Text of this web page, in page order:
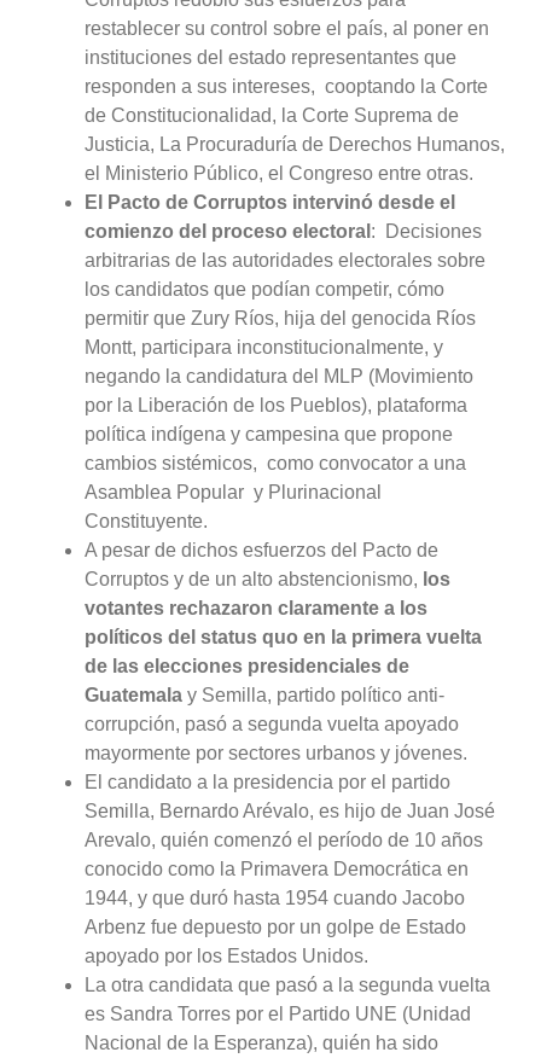
restablecer su control sobre el país, al poner en
instituciones del estado representantes que
responden a sus intereses, cooptando la Corte
de Constitucionalidad, la Corte Suprema de
Justicia, La Procuraduría de Derechos Humanos,
el Ministerio Público, el Congreso entre otras.
El Pacto de Corruptos intervinó desde el
comienzo del proceso electoral : Decisiones
arbitrarias de las autoridades electorales sobre
los candidatos que podían competir, cómo
permitir que Zury Ríos, hija del genocida Ríos
Montt, participara inconstitucionalmente, y
negando la candidatura del MLP (Movimiento
por la Liberación de los Pueblos), plataforma
política indígena y campesina que propone
cambios sistémicos, como convocator a una
Asamblea Popular y Plurinacional
Constituyente.
A pesar de dichos esfuerzos del Pacto de
Corruptos y de un alto abstencionismo, los
votantes rechazaron claramente a los
políticos del status quo en la primera vuelta
de las elecciones presidenciales de
Guatemalay Semilla, partido político anti-
corrupción, pasó a segunda vuelta apoyado
mayormente por sectores urbanos y jóvenes.
El candidato a la presidencia por el partido
Semilla, Bernardo Arévalo, es hijo de Juan José
Arevalo, quién comenzó el período de 10 años
conocido como la Primavera Democrática en
1944, y que duró hasta 1954 cuando Jacobo
Arbenz fue depuesto por un golpe de Estado
apoyado por los Estados Unidos.
La otra candidata que pasó a la segunda vuelta
es Sandra Torres por el Partido UNE (Unidad
Nacional de la Esperanza), quién ha sido